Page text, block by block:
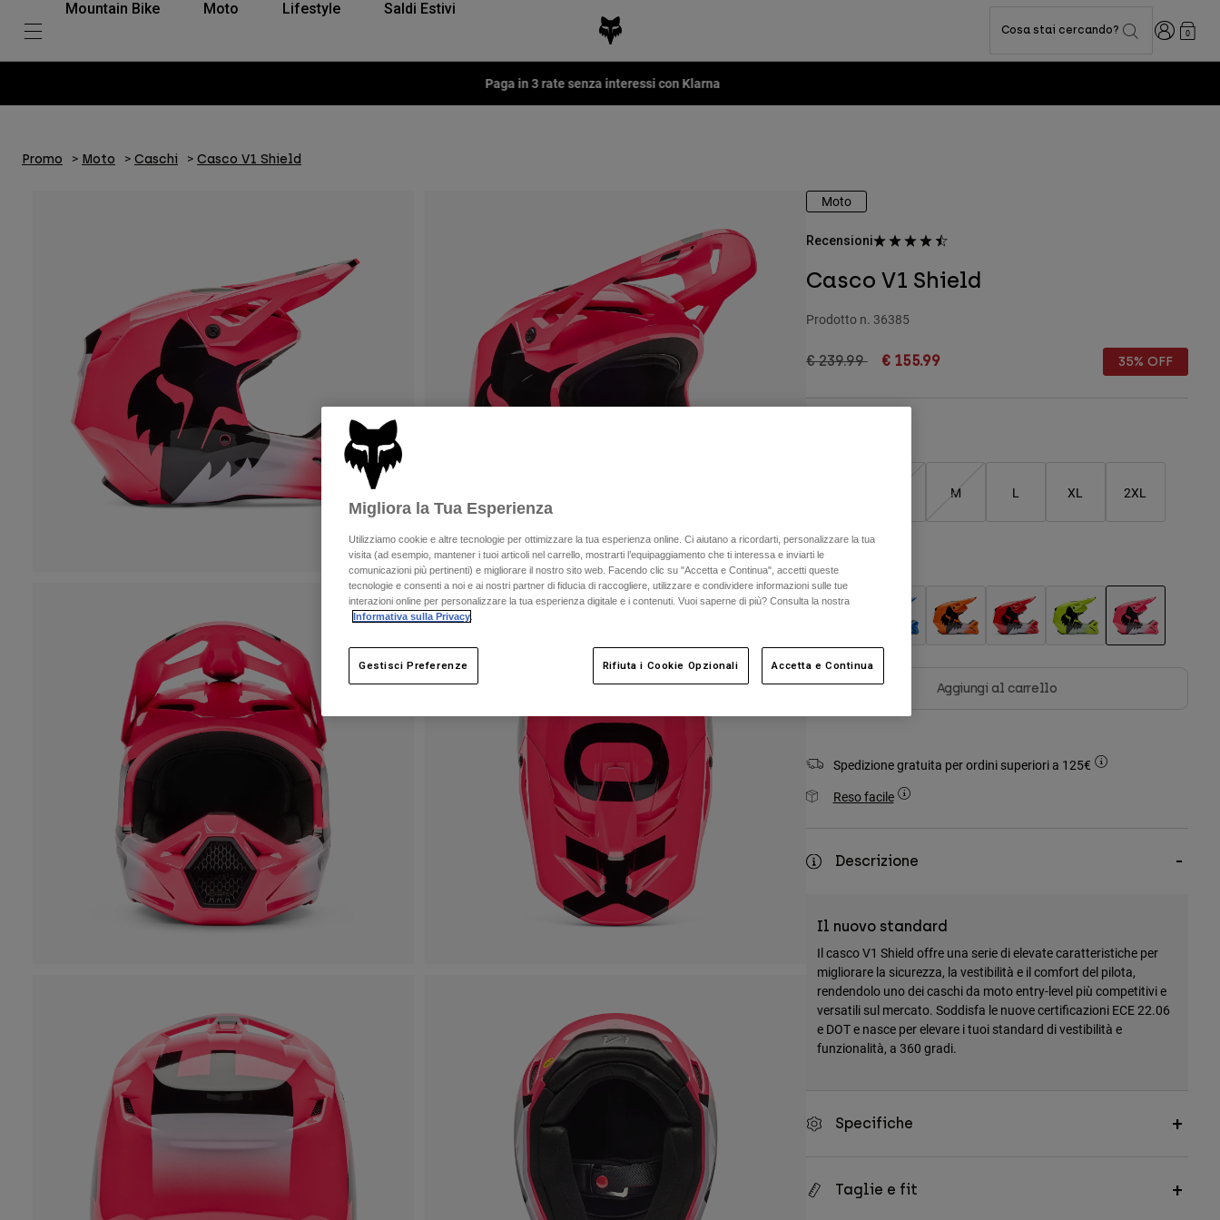
Mountain Bike Moto Lifestyle Saldi Estivi
Cosa stai cercando? Accedi0
Paga in 3 rate senza interessi con Klarna
Promo Moto Caschi Casco V1 Shield
Moto
Recensioni
Casco V1 Shield
Prodotto n. 36385
Price reduced from
€ 239.99to€ 155.99 35% OFF
M L XL 2XL
Colore -
Aggiungi al carrello
Spedizione gratuita per ordini superiori a 125€
Reso facile
Descrizione
Il nuovo standard
Il casco V1 Shield offre una serie di elevate caratteristiche per
migliorare la sicurezza, la vestibilità e il comfort del pilota,
rendendolo uno dei caschi da moto entry-level più competitivi e
versatili sul mercato. Soddisfa le nuove certificazioni ECE 22.06
e DOT e nasce per elevare i tuoi standard di vestibilità e
funzionalità, a 360 gradi.
Specifiche
Taglie e fit
Migliora la Tua Esperienza
Utilizziamo cookie e altre tecnologie per ottimizzare la tua esperienza online. Ci aiutano a ricordarti, personalizzare la tua
visita (ad esempio, mantener i tuoi articoli nel carrello, mostrarti l’equipaggiamento che ti interessa e inviarti le
comunicazioni più pertinenti) e migliorare il nostro sito web. Facendo clic su "Accetta e Continua", accetti queste
tecnologie e consenti a noi e ai nostri partner di fiducia di raccogliere, utilizzare e condividere informazioni sulle tue
interazioni online per personalizzare la tua esperienza digitale e i contenuti. Vuoi saperne di più? Consulta la nostra
Informativa sulla Privacy.
Gestisci Preferenze Rifiuta i Cookie Opzionali Accetta e Continua